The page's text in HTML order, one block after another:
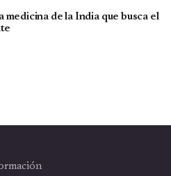
medicina de la India que busca el